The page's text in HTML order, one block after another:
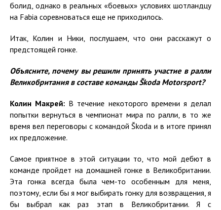
болид, однако в реальных «боевых» условиях шотландцу
на Fabia соревноваться еще не приходилось.
Итак, Колин и Ники, послушаем, что они расскажут о
предстоящей гонке.
Объясните, почему вы решили принять участие в ралли
Великобритания в составе команды Škoda Motorsport?
Колин Макрей: В течение некоторого времени я делал
попытки вернуться в чемпионат мира по ралли, в то же
время вел переговоры с командой Škoda и в итоге принял
их предложение.
Самое приятное в этой ситуации то, что мой дебют в
команде пройдет на домашней гонке в Великобритании.
Эта гонка всегда была чем-то особенным для меня,
поэтому, если бы я мог выбирать гонку для возвращения, я
бы выбрал как раз этап в Великобритании. Я с